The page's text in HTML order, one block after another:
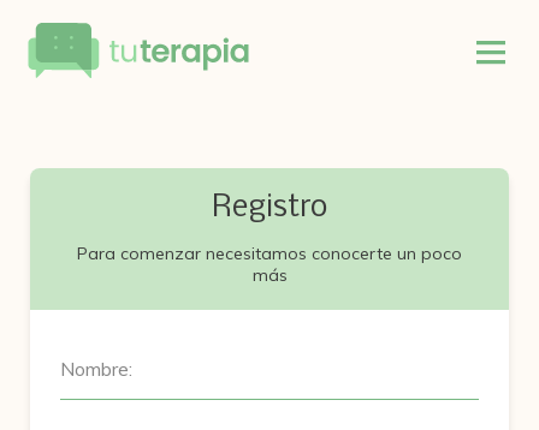
Registro
Para comenzar necesitamos conocerte un poco
más
Nombre: